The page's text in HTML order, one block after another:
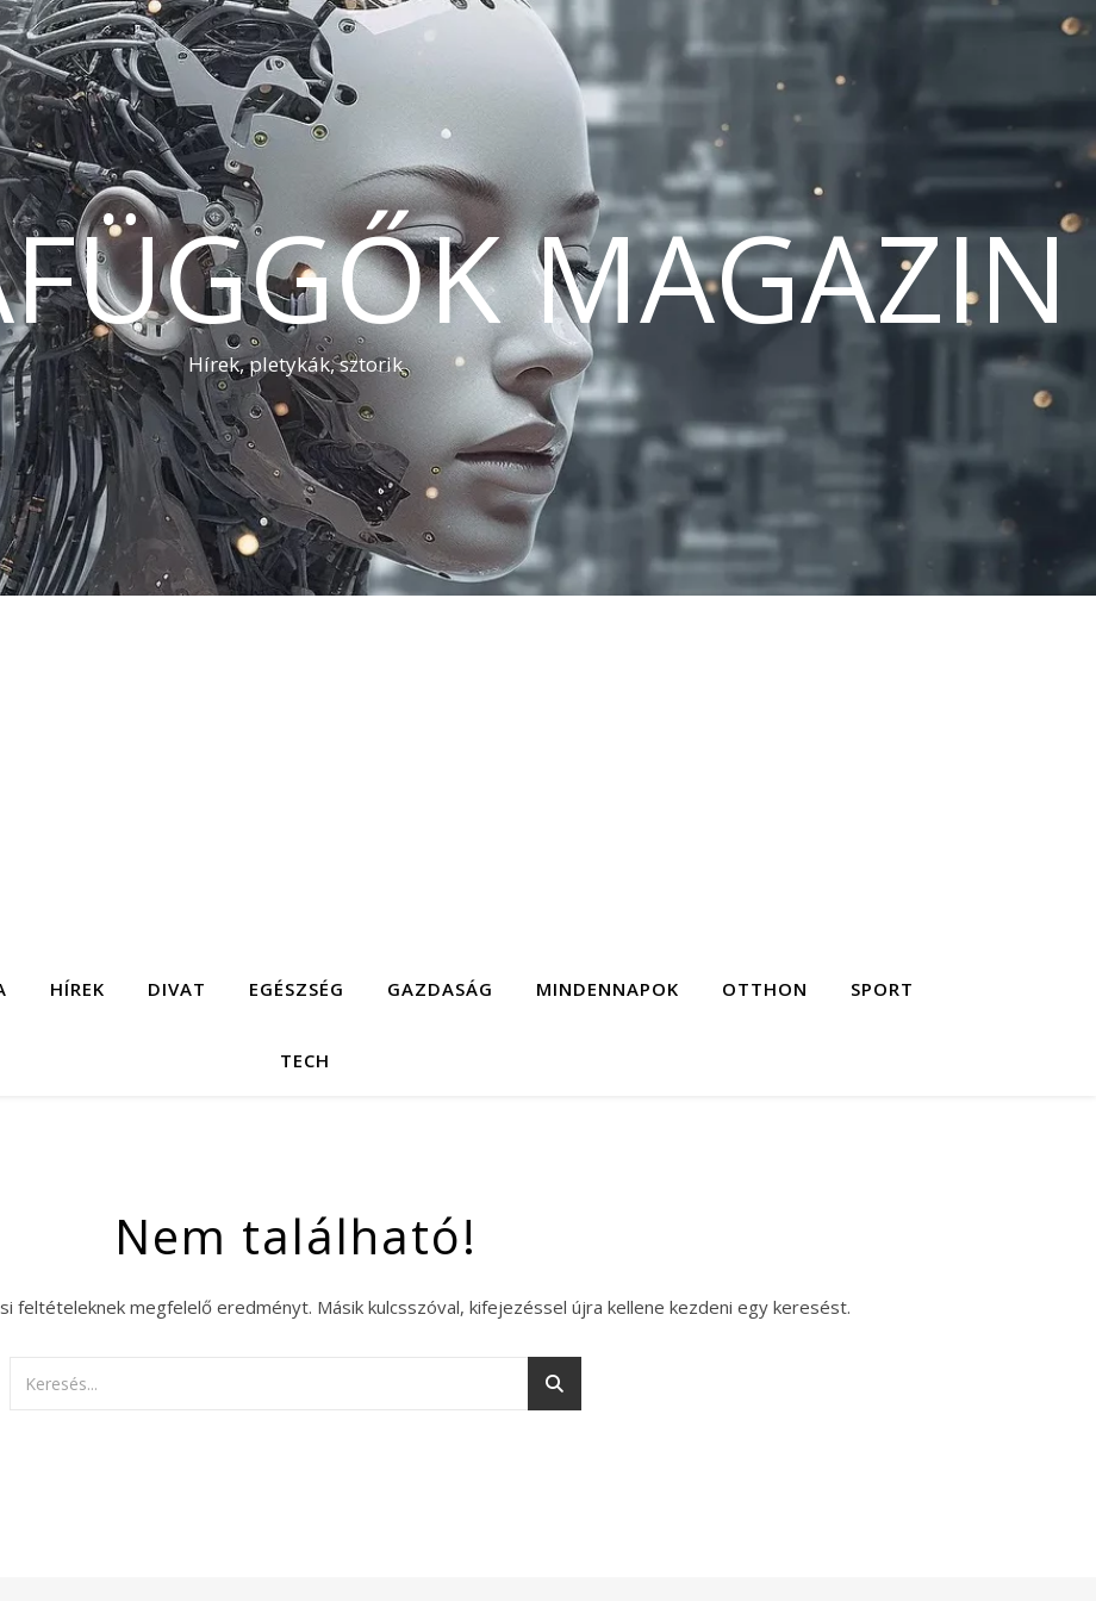
MAGAZIN
Hírek, pletykák, sztorik
HÍREK DIVAT EGÉSZSÉG GAZDASÁG MINDENNAPOK OTTHON SPORT
TECH
Nem található!
feltételeknek megfelelő eredményt. Másik kulcsszóval, kifejezéssel újra kellene kezdeni egy keresést.